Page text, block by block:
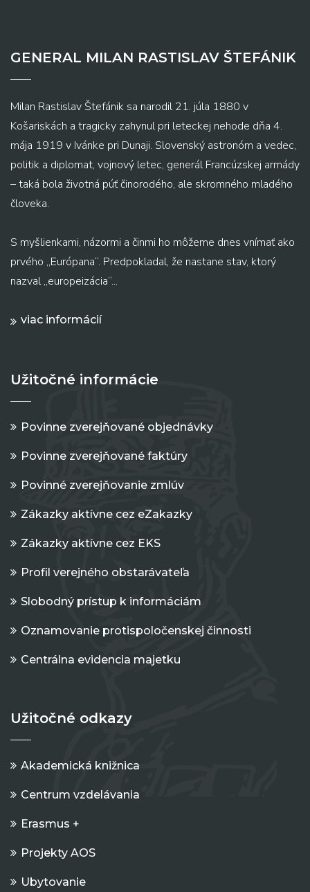
GENERAL MILAN RASTISLAV ŠTEFÁNIK
Milan Rastislav Štefánik sa narodil 21. júla 1880 v
Košariskách a tragicky zahynul pri leteckej nehode dňa 4.
mája 1919 v Ivánke pri Dunaji. Slovenský astronóm a vedec,
politik a diplomat, vojnový letec, generál Francúzskej armády
– taká bola životná púť činorodého, ale skromného mladého
človeka.
S myšlienkami, názormi a činmi ho môžeme dnes vnímať ako
prvého „Európana“. Predpokladal, že nastane stav, ktorý
nazval „europeizácia“...
viac informácií
Užitočné informácie
Povinne zverejňované objednávky
Povinne zverejňované faktúry
Povinné zverejňovanie zmlúv
Zákazky aktívne cez eZakazky
Zákazky aktívne cez EKS
Profil verejného obstarávateľa
Slobodný prístup k informáciám
Oznamovanie protispoločenskej činnosti
Centrálna evidencia majetku
Užitočné odkazy
Akademická knižnica
Centrum vzdelávania
Erasmus +
Projekty AOS
Ubytovanie